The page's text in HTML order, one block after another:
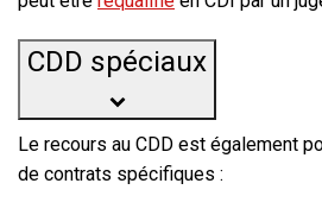
CDD spéciaux
Le recours au CDD est également
de contrats spécifiques :